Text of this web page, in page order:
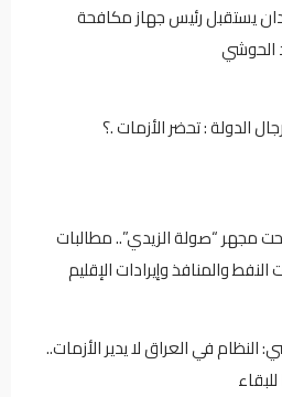
يستقبل رئيس جهاز مكافحة
الحوشي
الدولة : تحضر الأزمات .؟
مجهر “صولة الزيدي”.. مطالبات
والمنافذ وإيرادات الإقليم
النظام في العراق لا يدير الأزمات..